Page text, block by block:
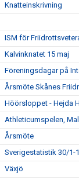
Knatteinskrivning
ISM för
Kalvinknatet 15 maj
Föreningsdagar på
Årsmöte Skånes
Höörsloppet - Hejda
Athleticumspelen,
Årsmöte
Sverigestatistik 30/1-
Växjö